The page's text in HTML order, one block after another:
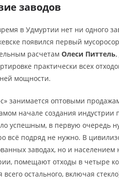
заводов
в Удмуртии нет ни одного
появился первый
расчетам Олеси Питтель
практически всех
мощности.
занимается оптовыми
начале создания
успешным, в первую очередь
всё подряд не нужно. В
заводах, но и
помещают отходы в четыре
всего остального, включая